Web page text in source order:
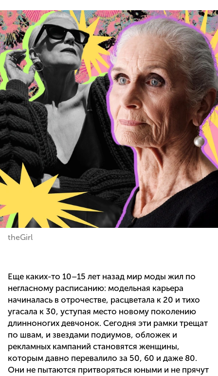
theGirl
Еще каких-то 10–15 лет назад мир моды жил по
негласному расписанию: модельная карьера
начиналась в отрочестве, расцветала к 20 и тихо
угасала к 30, уступая место новому поколению
длинноногих девчонок. Сегодня эти рамки трещат
по швам, и звездами подиумов, обложек и
рекламных кампаний становятся женщины,
которым давно перевалило за 50, 60 и даже 80.
Они не пытаются притворяться юными и не прячут